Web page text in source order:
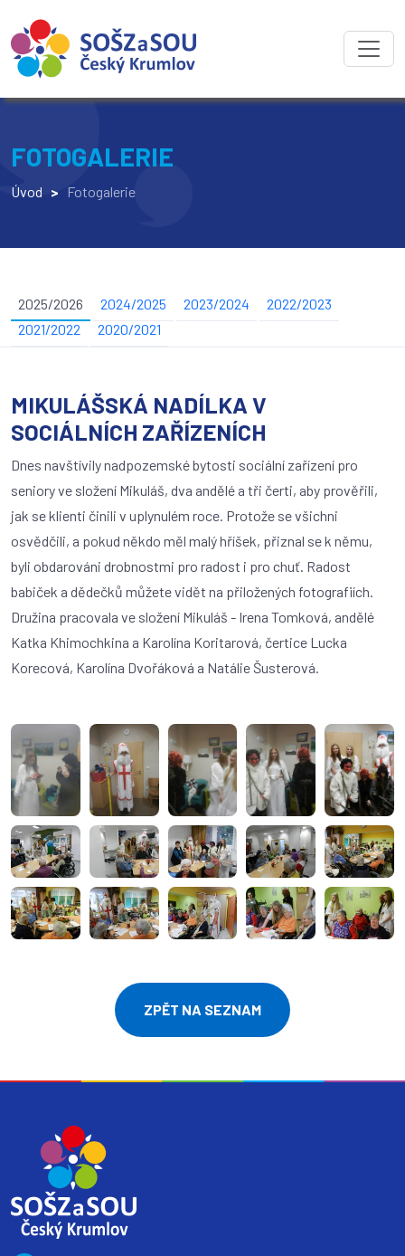
FOTOGALERIE
Úvod > Fotogalerie
2025/2026 2024/2025 2023/2024
2022/2023
2021/2022
2020/2021
MIKULÁŠSKÁ NADÍLKA V
SOCIÁLNÍCH ZAŘÍZENÍCH
Dnes navštívily nadpozemské bytosti sociální zařízení pro
seniory ve složení Mikuláš, dva andělé a tři čerti, aby prověřili,
jak se klienti činili v uplynulém roce. Protože se všichni
osvědčili, a pokud někdo měl malý hříšek, přiznal se k němu,
byli obdarováni drobnostmi pro radost i pro chuť. Radost
babiček a dědečků můžete vidět na přiložených fotografiích.
Družina pracovala ve složení Mikuláš - Irena Tomková, andělé
Katka Khimochkina a Karolína Koritarová, čertice Lucka
Korecová, Karolína Dvořáková a Natálie Šusterová.
ZPĚT NA SEZNAM